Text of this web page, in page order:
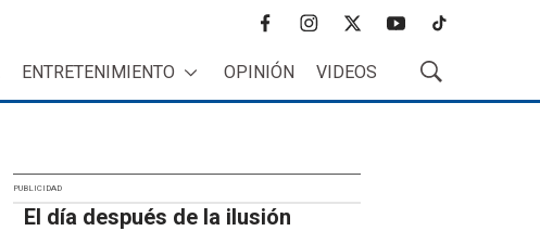
f
c
e
o
i
s
t
r
t
i
t
r
y
t
t
k
t
ENTRETENIMIENTO OPINIÓN VIDEOS
M
o
PUBLICIDAD
El día después de la ilusión